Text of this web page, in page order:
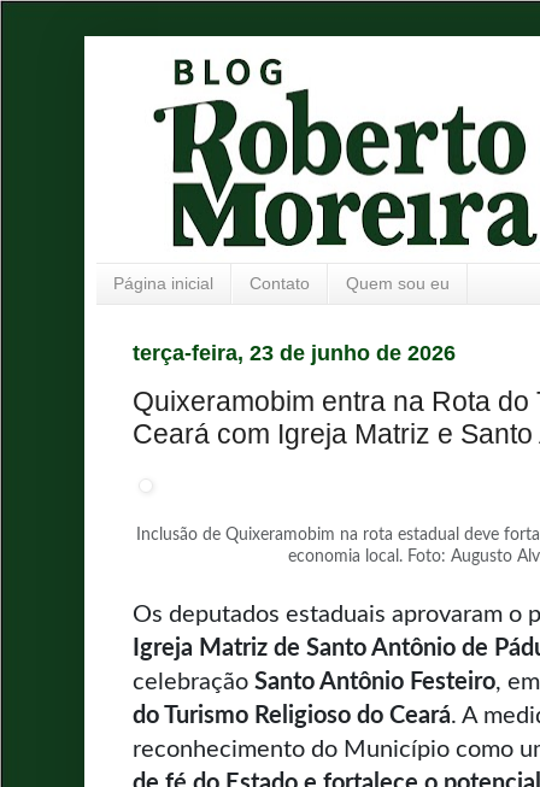
Página inicial Contato Quem sou eu
terça-feira, 23 de junho de 2026
Quixeramobim entra na Rota
Ceará com Igreja Matriz e
Inclusão de Quixeramobim na rota estadual deve
economia local. Foto: Augusto
Os deputados estaduais aprovaram o
Igreja Matriz de Santo Antônio de
celebração Santo Antônio Festeiro,
do Turismo Religioso do Ceará. A
reconhecimento do Município como